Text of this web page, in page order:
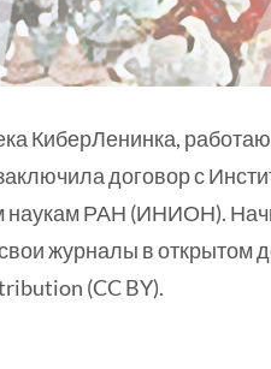
КиберЛенинка,
договор с
РАН (ИНИОН).
журналы в открытом
(CC BY).